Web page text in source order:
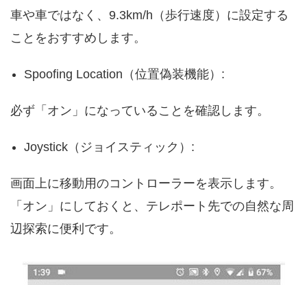
車や車ではなく、9.3km/h（歩行速度）に設定する
ことをおすすめします。
Spoofing Location（位置偽装機能）:
必ず「オン」になっていることを確認します。
Joystick（ジョイスティック）:
画面上に移動用のコントローラーを表示します。
「オン」にしておくと、テレポート先での自然な周
辺探索に便利です。